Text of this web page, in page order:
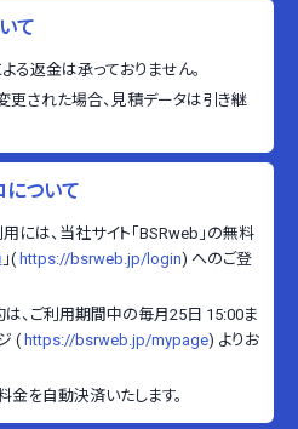
て
る返金は承っておりません。
更された場合、見積データは引き継
について
には、当社サイト「BSRweb」の無料
」( https://bsrweb.jp/login) へのご登
、ご利用期間中の毎月25日 15:00ま
( https://bsrweb.jp/mypage) よりお
を自動決済いたします。